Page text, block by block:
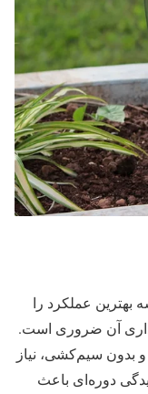
بهترین عملکرد را
آن ضروری است.
بدون سیم‌کشی، نیاز
دوره‌ای باعث